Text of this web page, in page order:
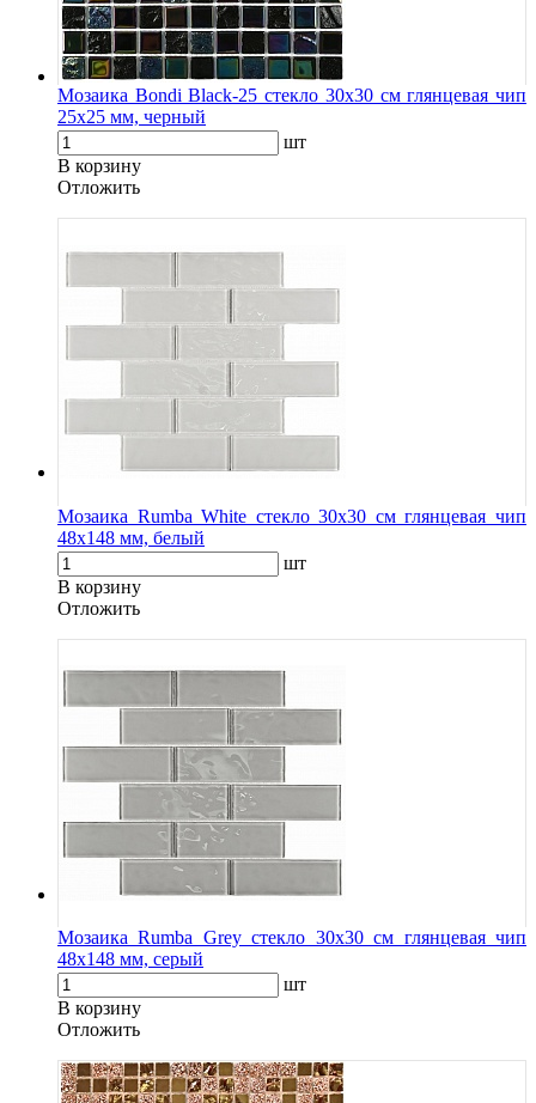
Мозаика Bondi Black-25 стекло 30х30 см глянцевая чип
25х25 мм, черный
шт
В корзину
Oтложить
Мозаика Rumba White стекло 30х30 см глянцевая чип
48х148 мм, белый
шт
В корзину
Oтложить
Мозаика Rumba Grey стекло 30х30 см глянцевая чип
48х148 мм, серый
шт
В корзину
Oтложить